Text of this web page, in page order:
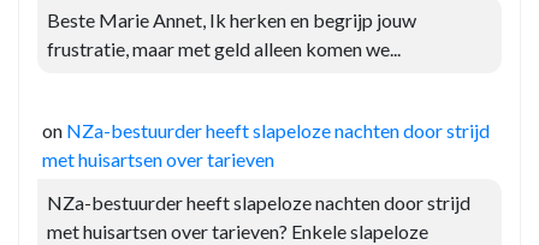
Beste Marie Annet, Ik herken en begrijp jouw
frustratie, maar met geld alleen komen we...
on NZa-bestuurder heeft slapeloze nachten door strijd
met huisartsen over tarieven
NZa-bestuurder heeft slapeloze nachten door strijd
met huisartsen over tarieven? Enkele slapeloze